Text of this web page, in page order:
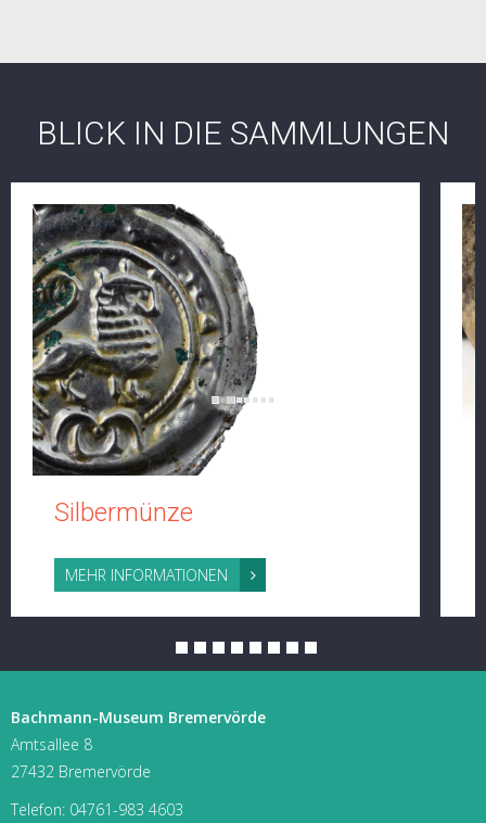
BLICK IN DIE SAMMLUNGEN
Silbermünze
MEHR INFORMATIONEN
Bachmann-Museum Bremervörde
Amtsallee 8
27432 Bremervörde
Telefon: 04761-983 4603